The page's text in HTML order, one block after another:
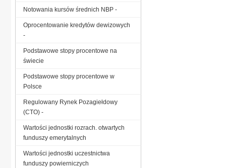
Notowania kursów średnich NBP -
Oprocentowanie kredytów dewizowych
-
Podstawowe stopy procentowe na
świecie
Podstawowe stopy procentowe w
Polsce
Regulowany Rynek Pozagiełdowy
(CTO) -
Wartości jednostki rozrach. otwartych
funduszy emerytalnych
Wartości jednostki uczestnictwa
funduszy powierniczych